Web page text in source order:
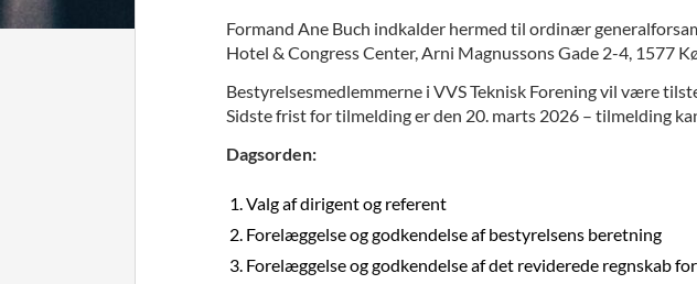
Formand Ane Buch indkalder hermed til ordinær
Hotel & Congress Center, Arni Magnussons Gade 2-4, 1577
Bestyrelsesmedlemmerne i VVS Teknisk Forening vil være
Sidste frist for tilmelding er den 20. marts 2026 – tilmelding
Dagsorden:
Valg af dirigent og referent
Forelæggelse og godkendelse af bestyrelsens beretning
Forelæggelse og godkendelse af det reviderede regnskab